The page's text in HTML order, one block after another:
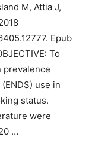
M, Attia J,
Epub
To
prevalence
(ENDS) use in
status.
were
…